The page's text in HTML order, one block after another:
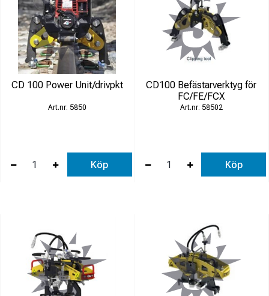
CD 100 Power Unit/drivpkt
5850
Köp
CD100 Befästarverktyg för
FC/FE/FCX
58502
Köp